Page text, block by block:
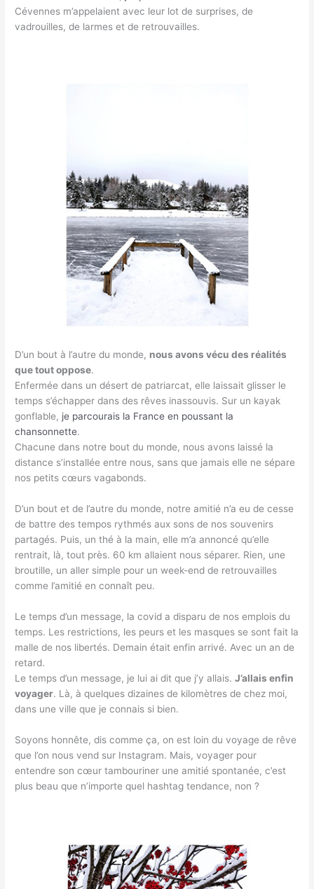
Cévennes m’appelaient avec leur lot de surprises, de
vadrouilles, de larmes et de retrouvailles.
D’un bout à l’autre du monde, nous avons vécu des réalités
que tout oppose.
Enfermée dans un désert de patriarcat, elle laissait glisser le
temps s’échapper dans des rêves inassouvis. Sur un kayak
gonflable, je parcourais la France en poussant la
chansonnette.
Chacune dans notre bout du monde, nous avons laissé la
distance s’installée entre nous, sans que jamais elle ne sépare
nos petits cœurs vagabonds.
D’un bout et de l’autre du monde, notre amitié n’a eu de cesse
de battre des tempos rythmés aux sons de nos souvenirs
partagés. Puis, un thé à la main, elle m’a annoncé qu’elle
rentrait, là, tout près. 60 km allaient nous séparer. Rien, une
broutille, un aller simple pour un week-end de retrouvailles
comme l’amitié en connaît peu.
Le temps d’un message, la covid a disparu de nos emplois du
temps. Les restrictions, les peurs et les masques se sont fait la
malle de nos libertés. Demain était enfin arrivé. Avec un an de
retard.
Le temps d’un message, je lui ai dit que j’y allais.J’allais enfin
voyager. Là, à quelques dizaines de kilomètres de chez moi,
dans une ville que je connais si bien.
Soyons honnête, dis comme ça, on est loin du voyage de rêve
que l’on nous vend sur Instagram. Mais, voyager pour
entendre son cœur tambouriner une amitié spontanée, c’est
plus beau que n’importe quel hashtag tendance, non ?